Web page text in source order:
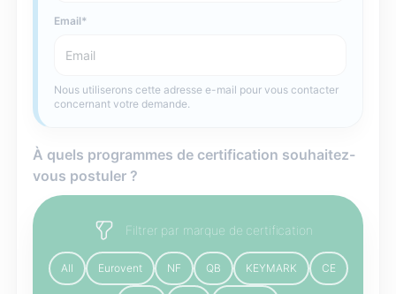
Email
Nous utiliserons cette adresse e-mail pour vous contacter
concernant votre demande.
À quels programmes de certification souhaitez-
vous postuler ?
Filtrer par marque de certification
All Eurovent NF QB KEYMARK CE